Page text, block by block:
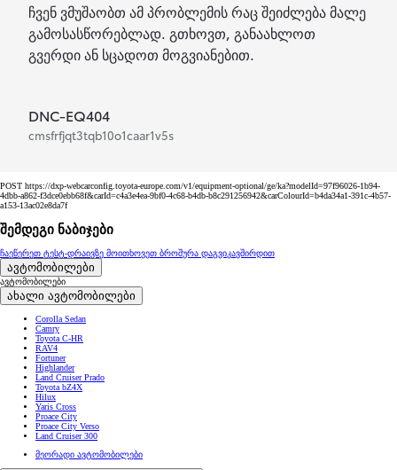
ჩვენ ვმუშაობთ ამ პრობლემის რაც შეიძლება მალე
გამოსასწორებლად. გთხოვთ, განაახლოთ
გვერდი ან სცადოთ მოგვიანებით.
DNC-EQ404
cmsfrfjqt3tqb10o1caar1v5s
POST https://dxp-webcarconfig.toyota-europe.com/v1/equipment-optional/ge/ka?modelId=97f96026-1b94-
4dbb-a862-f3dce0ebb68f&carId=c4a3e4ea-9bf0-4c68-b4db-b8c291256942&carColourId=b4da34a1-391c-4b57-
a153-13ac02e8da7f
შემდეგი ნაბიჯები
ჩაეწერეთ ტესტ-დრაივზე მოითხოვეთ ბროშურა დაგვიკავშირდით
ავტომობილები
ავტომობილები
ახალი ავტომობილები
Corolla Sedan
Camry
Toyota C-HR
RAV4
Fortuner
Highlander
Land Cruiser Prado
Toyota bZ4X
Hilux
Yaris Cross
Proace City
Proace City Verso
Land Cruiser 300
მეორადი ავტომობილები